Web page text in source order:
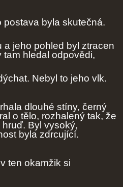
postava byla skutečná.
a jeho pohled byl ztracen
hledal odpovědi,
Nebyl to jeho vlk.
dlouhé stíny, černý
o tělo, rozhalený tak, že
Byl vysoký,
byla zdrcující.
ten okamžik si